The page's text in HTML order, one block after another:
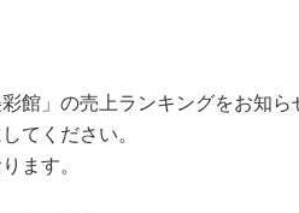
館」の売上ランキングをお知ら
てください。
ます。